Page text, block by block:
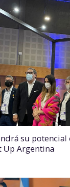
su potencial
Up Argentina